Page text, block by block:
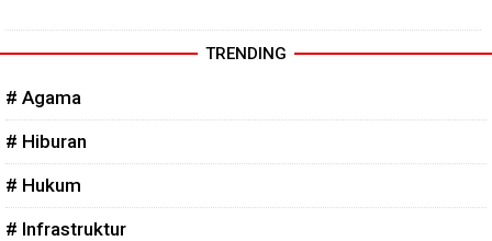
TRENDING
# Agama
# Hiburan
# Hukum
# Infrastruktur